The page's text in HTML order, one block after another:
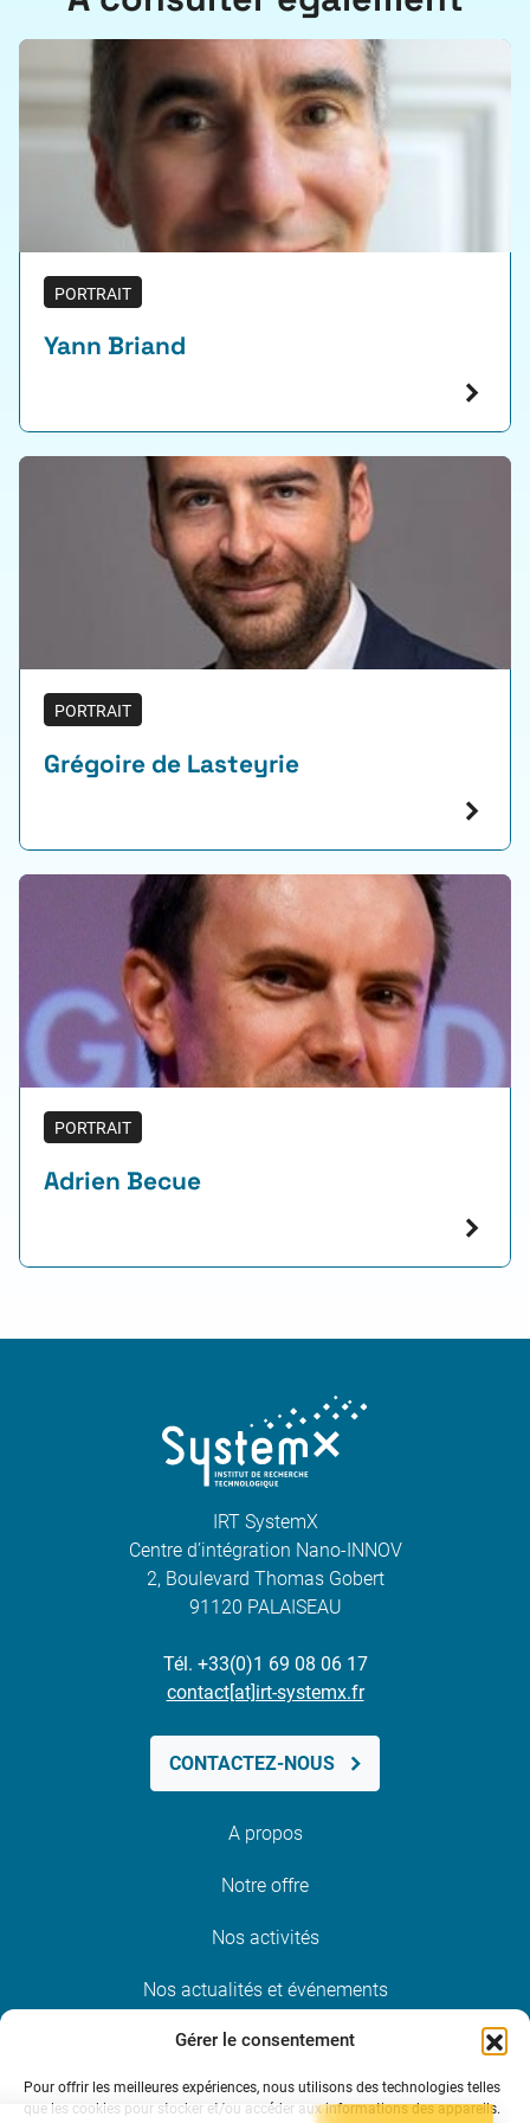
Gérer le consentement
Pour offrir les meilleures expériences, nous utilisons des technologies telles
que les cookies pour stocker et/ou accéder aux informations des appareils.
PORTRAIT
Yann Briand
PORTRAIT
Grégoire de Lasteyrie
PORTRAIT
Adrien Becue
IRT SystemX
Centre d’intégration Nano-INNOV
2, Boulevard Thomas Gobert
91120 PALAISEAU
Tél. +33(0)1 69 08 06 17
contact[at]irt-systemx.fr
CONTACTEZ-NOUS
A propos
Notre offre
Nos activités
Nos actualités et événements
Nous rejoindre